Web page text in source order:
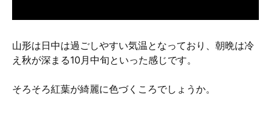
山形は日中は過ごしやすい気温となっており、朝晩は冷
え秋が深まる10月中旬といった感じです。
そろそろ紅葉が綺麗に色づくころでしょうか。